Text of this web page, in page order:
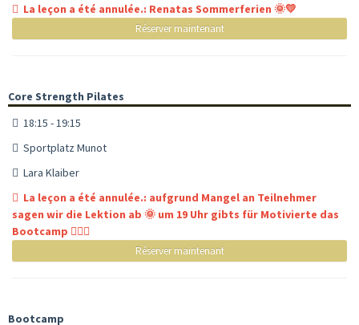
La leçon a été annulée.: Renatas Sommerferien 🌞💛
Réserver maintenant
Core Strength Pilates
18:15 - 19:15
Sportplatz Munot
Lara Klaiber
La leçon a été annulée.: aufgrund Mangel an Teilnehmer
sagen wir die Lektion ab 🌞 um 19 Uhr gibts für Motivierte das
Bootcamp 🏋🏼‍♀️
Réserver maintenant
Bootcamp